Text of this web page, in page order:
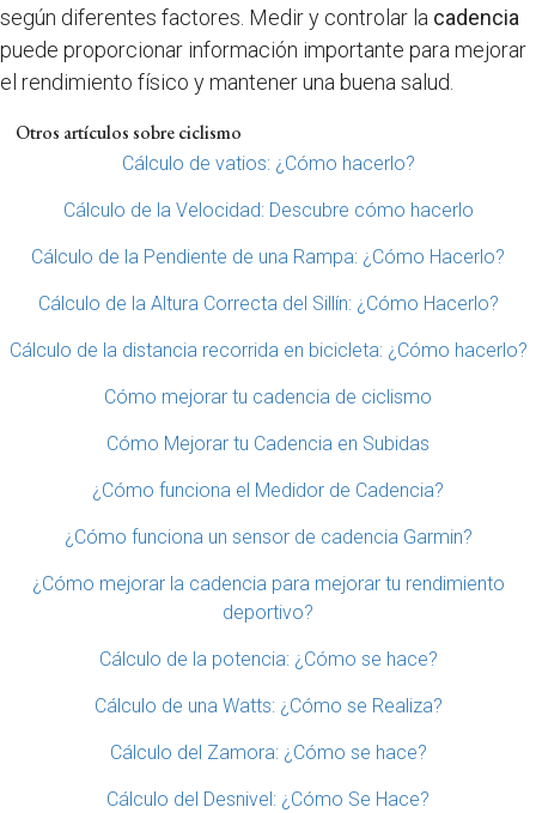
según diferentes factores. Medir y controlar la cadencia
puede proporcionar información importante para mejorar
el rendimiento físico y mantener una buena salud.
Otros artículos sobre ciclismo
Cálculo de vatios: ¿Cómo hacerlo?
Cálculo de la Velocidad: Descubre cómo hacerlo
Cálculo de la Pendiente de una Rampa: ¿Cómo Hacerlo?
Cálculo de la Altura Correcta del Sillín: ¿Cómo Hacerlo?
Cálculo de la distancia recorrida en bicicleta: ¿Cómo hacerlo?
Cómo mejorar tu cadencia de ciclismo
Cómo Mejorar tu Cadencia en Subidas
¿Cómo funciona el Medidor de Cadencia?
¿Cómo funciona un sensor de cadencia Garmin?
¿Cómo mejorar la cadencia para mejorar tu rendimiento
deportivo?
Cálculo de la potencia: ¿Cómo se hace?
Cálculo de una Watts: ¿Cómo se Realiza?
Cálculo del Zamora: ¿Cómo se hace?
Cálculo del Desnivel: ¿Cómo Se Hace?